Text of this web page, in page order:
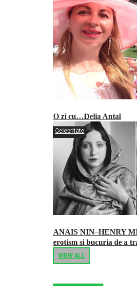
O zi cu…Delia Antal
Celebritate
ANAIS NIN–HENRY
erotism si bucuria de a
VIEW ALL